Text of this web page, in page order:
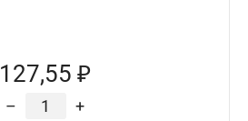
127,55 ₽
– +